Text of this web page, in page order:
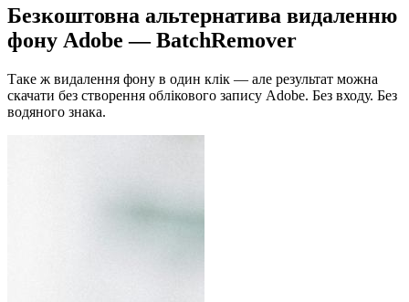
Безкоштовна альтернатива видаленню
фону Adobe — BatchRemover
Таке ж видалення фону в один клік — але результат можна
скачати без створення облікового запису Adobe. Без входу. Без
водяного знака.